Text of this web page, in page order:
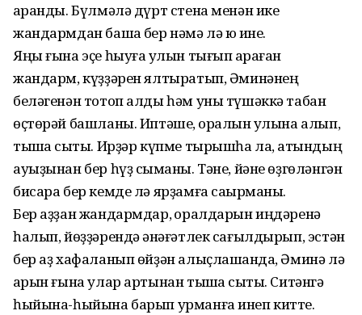
ҡаранды. Бүлмәлә дүрт стена менән ике
жандармдан башҡа бер нәмә лә юҡ ине.
Яңы ғына эҫе һыуға ҡулын тығып ҡараған
жандарм, күҙҙәрен ялтыратып, Әминәнең
беләгенән тотоп алды һәм уны түшәккә табан
өҫтөрәй башланы. Иптәше, ҡоралын ҡулына алып,
тышҡа сыҡты. Ирҙәр күпме тырышһа ла, ҡатындың
ауыҙынан бер һүҙ сыҡманы. Тәне, йәне өҙгөләнгән
бисара бер кемде лә ярҙамға саҡырманы.
Бер аҙҙан жандармдар, ҡоралдарын иңдәренә
һалып, йөҙҙәрендә ҡәнәғәтлек сағылдырып, эстән
бер аҙ хафаланып өйҙән алыҫлашҡанда, Әминә лә
аҡрын ғына улар артынан тышҡа сыҡты. Ситәнгә
һыйына-һыйына барып урманға инеп китте.